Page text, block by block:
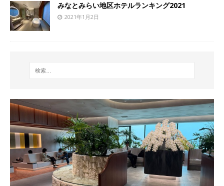
みなとみらい地区ホテルランキング2021
2021年1月2日